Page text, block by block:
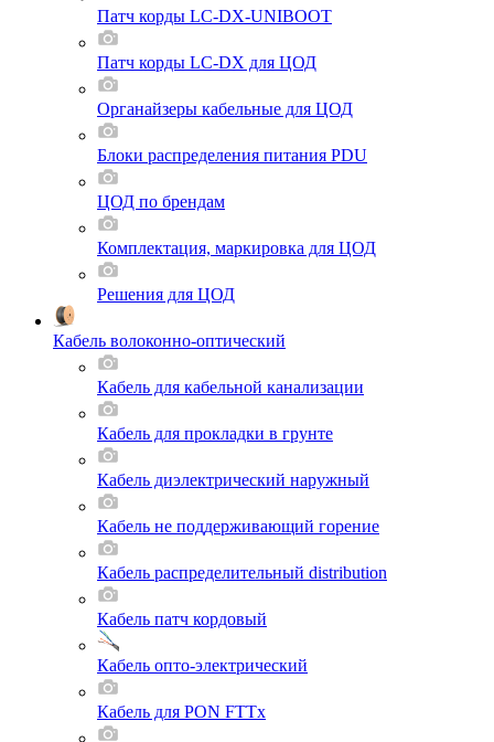
Патч корды LC-DX-UNIBOOT
Патч корды LC-DX для ЦОД
Органайзеры кабельные для ЦОД
Блоки распределения питания PDU
ЦОД по брендам
Комплектация, маркировка для ЦОД
Решения для ЦОД
Кабель волоконно-оптический
Кабель для кабельной канализации
Кабель для прокладки в грунте
Кабель диэлектрический наружный
Кабель не поддерживающий горение
Кабель распределительный distribution
Кабель патч кордовый
Кабель опто-электрический
Кабель для PON FTTx